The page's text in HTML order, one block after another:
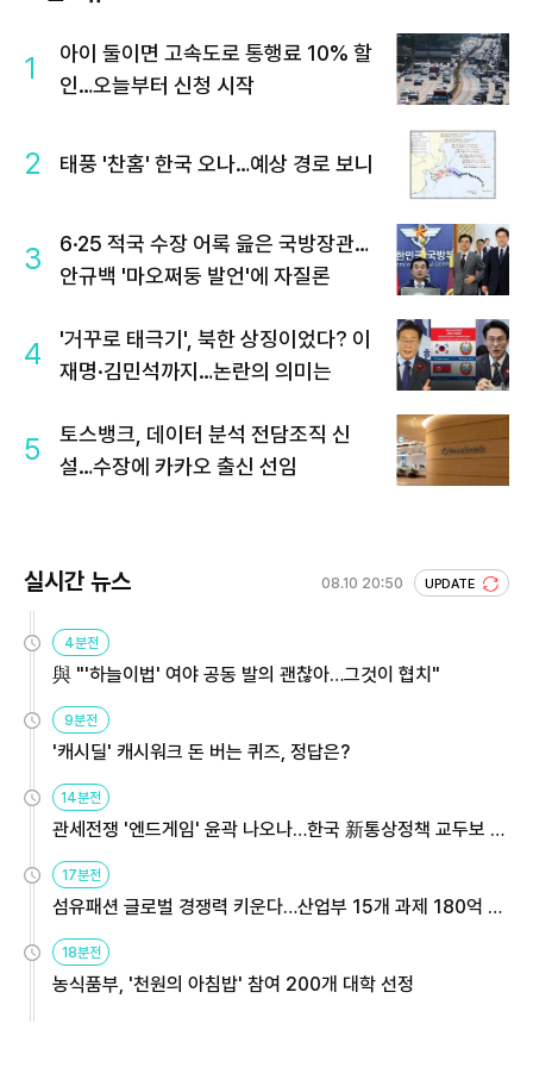
1
아이 둘이면 고속도로 통행료 10% 할
인…오늘부터 신청 시작
2 태풍 '찬홈' 한국 오나…예상 경로 보니
3
6·25 적국 수장 어록 읊은 국방장관…
안규백 '마오쩌둥 발언'에 자질론
4
'거꾸로 태극기', 북한 상징이었다? 이
재명·김민석까지…논란의 의미는
5
토스뱅크, 데이터 분석 전담조직 신
설…수장에 카카오 출신 선임
실시간 뉴스 08.10 20:50 UPDATE
4분전
與 "'하늘이법' 여야 공동 발의 괜찮아…그것이 협치"
9분전
'캐시딜' 캐시워크 돈 버는 퀴즈, 정답은?
14분전
관세전쟁 '엔드게임' 윤곽 나오나…한국 新통상정책 교두보 활
17분전
섬유패션 글로벌 경쟁력 키운다…산업부 15개 과제 180억 지
18분전
농식품부, '천원의 아침밥' 참여 200개 대학 선정